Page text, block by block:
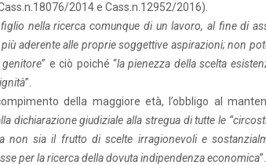
2014 e Cass.n.12952/2016).
nella ricerca comunque di un lavoro, al fine di
aderente alle proprie soggettive aspirazioni; non
” e ciò poiché “la pienezza della scelta
”.
della maggiore età, l’obbligo al
dichiarazione giudiziale alla stregua di tutte le
non sia il frutto di scelte irragionevoli e
per la ricerca della dovuta indipendenza economica”.